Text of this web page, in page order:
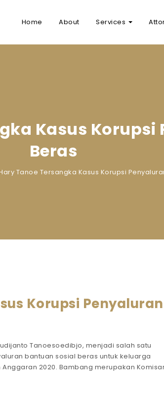
Home
About Services
Kasus
Beras
Tanoe Tersangka Kasus Korupsi
Korupsi Penyaluran
Tanoesoedibjo, menjadi salah satu
bantuan sosial beras untuk keluarga
2020. Bambang merupakan